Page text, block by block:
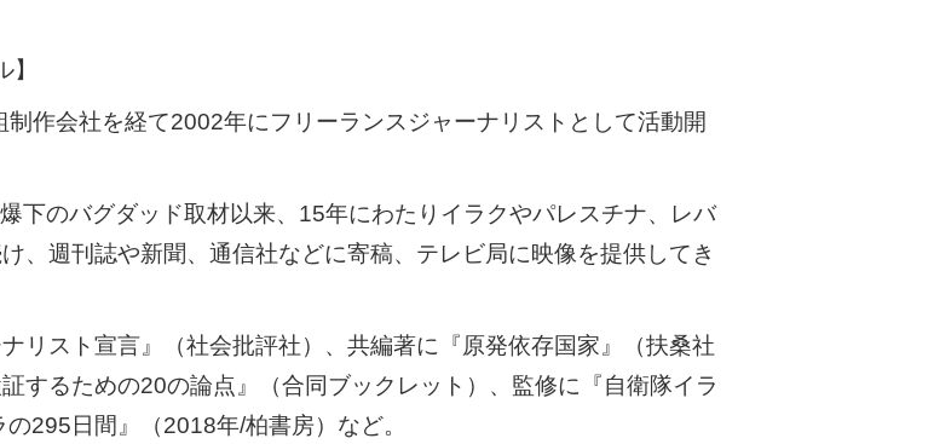
作会社を経て2002年にフリーランスジャーナリストとして活動開
下のバグダッド取材以来、15年にわたりイラクやパレスチナ、レバ
、週刊誌や新聞、通信社などに寄稿、テレビ局に映像を提供してき
リスト宣言』（社会批評社）、共編著に『原発依存国家』（扶桑社
するための20の論点』（合同ブックレット）、監修に『自衛隊イラ
295⽇間』（2018年/柏書房）など。